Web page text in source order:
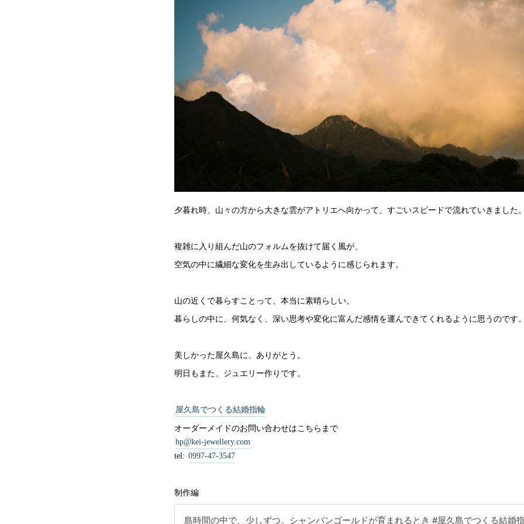
夕暮れ時、山々の方から大きな雲がアトリエへ向かって、すごいスピードで流れていきました
複雑に入り組んだ山のフォルムを抜けて届く風が、
空気の中に繊細な変化を生み出しているように感じられます。
山の近くで暮らすことって、本当に素晴らしい。
暮らしの中に、何気なく、深い思考や変化に富んだ感情を運んできてくれるように思うのです
美しかった屋久島に、ありがとう。
明日もまた、ジュエリー作りです。
屋久島でつくる結婚指輪
オーダーメイドのお問い合わせはこちらまで
hp@kei-jewellery.com
tel: 0997-47-3547
制作編